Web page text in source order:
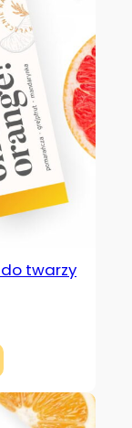
twarzy